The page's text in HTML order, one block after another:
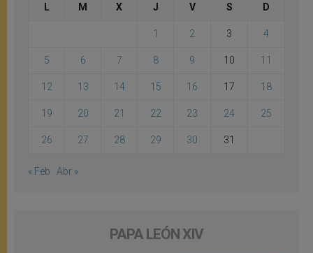
L M X J V S D
1 2 3 4
5 6 7 8 9 10 11
12 13 14 15 16 17 18
19 20 21 22 23 24 25
26 27 28 29 30 31
« Feb Abr »
PAPA LEÓN XIV